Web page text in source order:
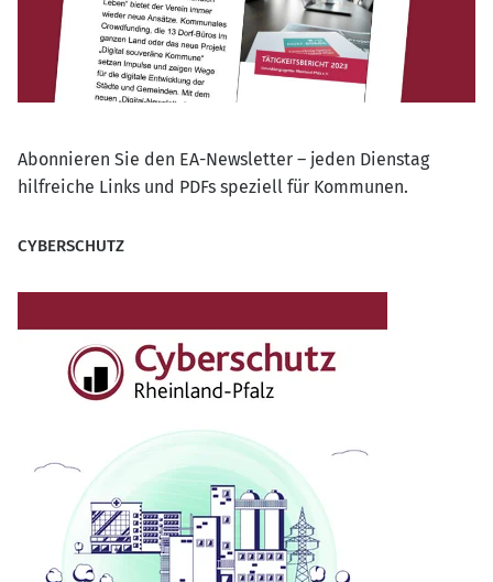
Abonnieren Sie den EA-Newsletter – jeden Dienstag
hilfreiche Links und PDFs speziell für Kommunen.
CYBERSCHUTZ